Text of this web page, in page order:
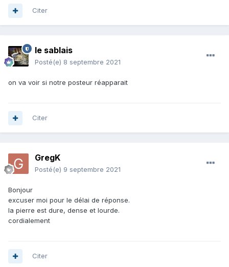
Citer
le sablais
Posté(e) 8 septembre 2021
on va voir si notre posteur réapparait
Citer
GregK
Posté(e) 9 septembre 2021
Bonjour
excuser moi pour le délai de réponse.
la pierre est dure, dense et lourde.
cordialement
Citer